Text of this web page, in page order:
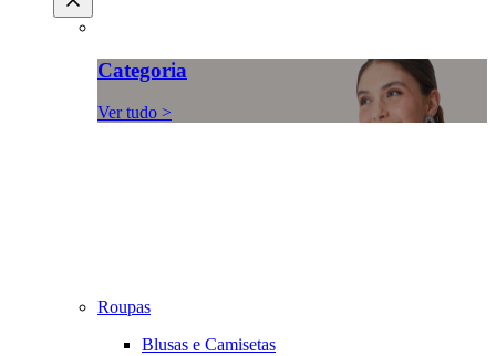
Categoria
Ver tudo >
Roupas
Blusas e Camisetas